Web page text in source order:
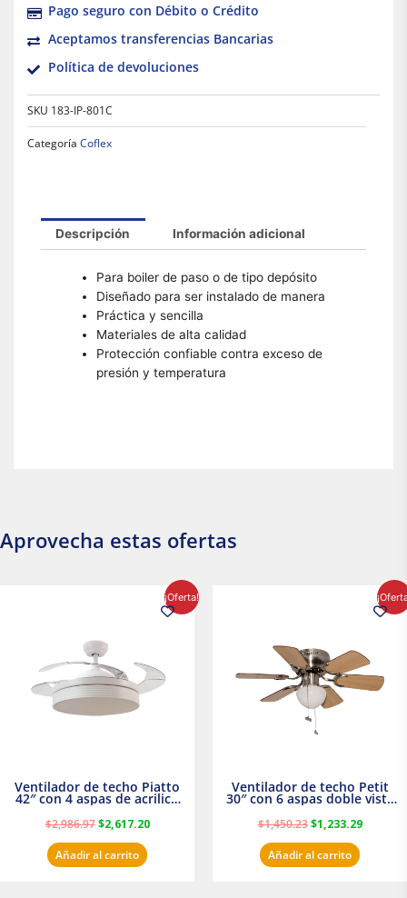
Pago seguro con Débito o Crédito
Aceptamos transferencias Bancarias
Política de devoluciones
SKU 183-IP-801C
Categoría Coflex
Descripción Información adicional
Para boiler de paso o de tipo depósito
Diseñado para ser instalado de manera
Práctica y sencilla
Materiales de alta calidad
Protección confiable contra exceso de
presión y temperatura
Aprovecha estas ofertas
¡Oferta!
Ventilador de techo Piatto
42″ con 4 aspas de acrilico
transparente
$2,986.97
$2,986.97.
$2,617.20
precio
actual
Añadir al carrito
Ventilador de techo Petit
30″ con 6 aspas doble vista
Satinado Masterfan
$1,450.23
$1,450.23.
$1,233.29
precio
actual
Añadir al carrito